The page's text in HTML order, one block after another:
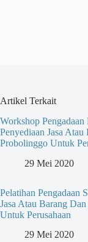
Artikel Terkait
Workshop
Penyediaan Jasa
Probolinggo Untuk
29 Mei 2020
Pelatihan Pengadaan
Jasa Atau Barang
Untuk Perusahaan
29 Mei 2020